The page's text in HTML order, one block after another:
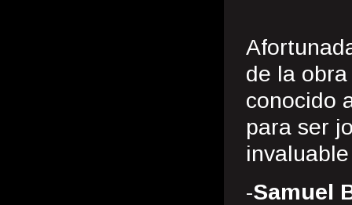
de la
conocido
para ser
-Samuel